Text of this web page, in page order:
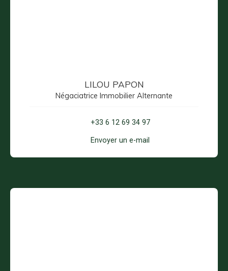
LILOU PAPON
Négaciatrice Immobilier Alternante
+33 6 12 69 34 97
Envoyer un e-mail